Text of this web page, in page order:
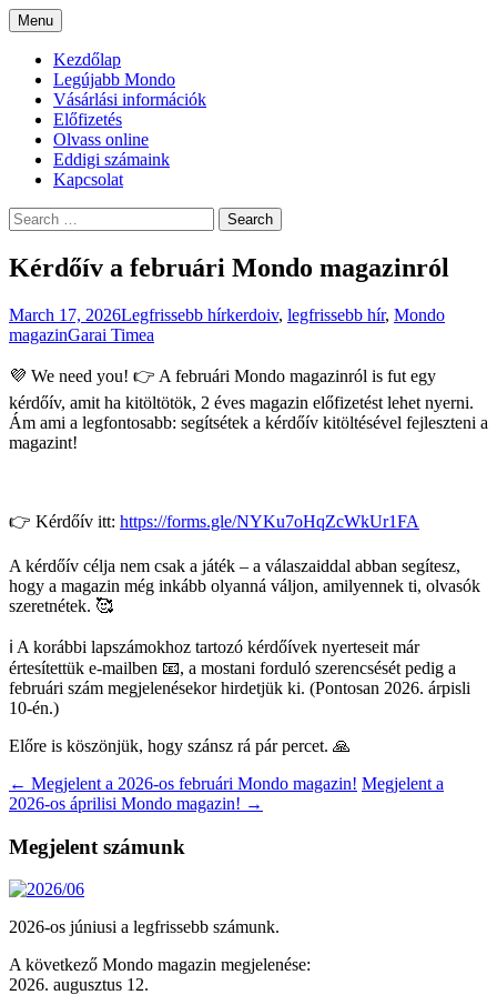
Mondo Magazin
A Mondo Magazin honlapja
Menu Skip
to
content
Kezdőlap
Legújabb Mondo
Vásárlási információk
Előfizetés
Olvass online
Eddigi számaink
Kapcsolat
Search
for:
Kérdőív a februári Mondo magazinról
March 17, 2026Legfrissebb hírkerdoiv, legfrissebb hír, Mondo
magazinGarai Timea
💜 We need you! 👉 A februári Mondo magazinról is fut egy
kérdőív, amit ha kitöltötök, 2 éves magazin előfizetést lehet nyerni.
Ám ami a legfontosabb: segítsétek a kérdőív kitöltésével fejleszteni a
magazint!
👉 Kérdőív itt: https://forms.gle/NYKu7oHqZcWkUr1FA
A kérdőív célja nem csak a játék – a válaszaiddal abban segítesz,
hogy a magazin még inkább olyanná váljon, amilyennek ti, olvasók
szeretnétek. 🥰
ℹ️ A korábbi lapszámokhoz tartozó kérdőívek nyerteseit már
értesítettük e-mailben 📧, a mostani forduló szerencsését pedig a
februári szám megjelenésekor hirdetjük ki. (Pontosan 2026. árpisli
10-én.)
Előre is köszönjük, hogy szánsz rá pár percet. 🙏
Post
navigation
← Megjelent a 2026-os februári Mondo magazin! Megjelent a
2026-os áprilisi Mondo magazin! →
Megjelent számunk
2026-os júniusi a legfrissebb számunk.
A következő Mondo magazin megjelenése:
2026. augusztus 12.